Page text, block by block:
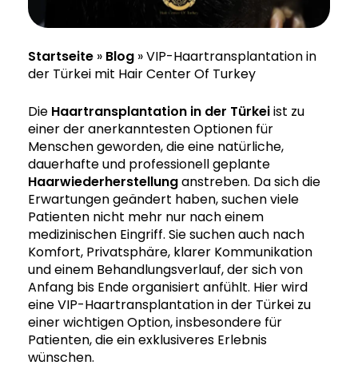
Startseite » Blog »VIP-Haartransplantation in
der Türkei mit Hair Center Of Turkey
Die Haartransplantation in der Türkeiist zu
einer der anerkanntesten Optionen für
Menschen geworden, die eine natürliche,
dauerhafte und professionell geplante
Haarwiederherstellunganstreben. Da sich die
Erwartungen geändert haben, suchen viele
Patienten nicht mehr nur nach einem
medizinischen Eingriff. Sie suchen auch nach
Komfort, Privatsphäre, klarer Kommunikation
und einem Behandlungsverlauf, der sich von
Anfang bis Ende organisiert anfühlt. Hier wird
eine VIP-Haartransplantation in der Türkei zu
einer wichtigen Option, insbesondere für
Patienten, die ein exklusiveres Erlebnis
wünschen.